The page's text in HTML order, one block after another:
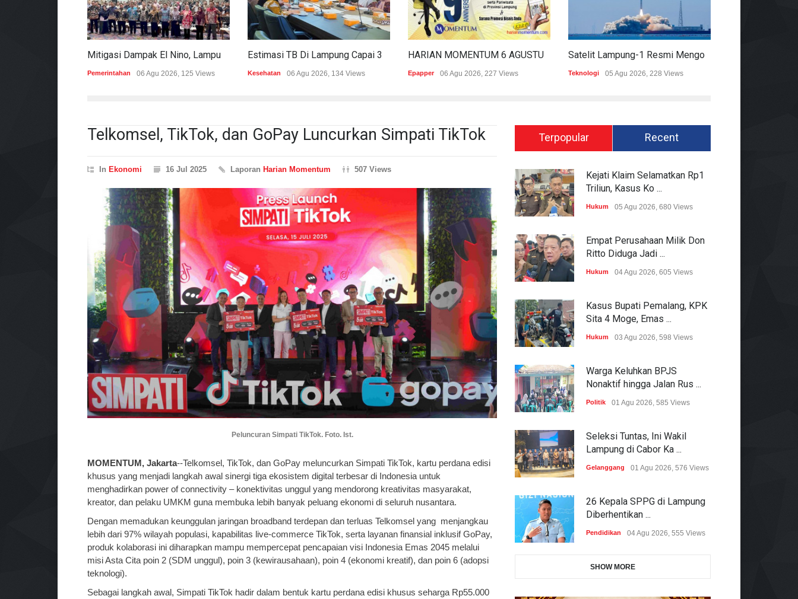
Pemerintahan 06 Agu 2026, 125 Views Kesehatan 06 Agu 2026, 134 Views Epapper 06 Agu 2026, 227 Views Teknologi 05 Agu 2026, 228 Views
Telkomsel, TikTok, dan GoPay Luncurkan Simpati TikTok
In Ekonomi 16 Jul 2025 Laporan Harian Momentum 507 Views
Peluncuran Simpati TikTok. Foto. Ist.
MOMENTUM, Jakarta--Telkomsel, TikTok, dan GoPay meluncurkan Simpati TikTok, kartu perdana edisi
khusus yang menjadi langkah awal sinergi tiga ekosistem digital terbesar di Indonesia untuk
menghadirkan power of connectivity – konektivitas unggul yang mendorong kreativitas masyarakat,
kreator, dan pelaku UMKM guna membuka lebih banyak peluang ekonomi di seluruh nusantara.
Dengan memadukan keunggulan jaringan broadband terdepan dan terluas Telkomsel yang menjangkau
lebih dari 97% wilayah populasi, kapabilitas live-commerce TikTok, serta layanan finansial inklusif GoPay,
produk kolaborasi ini diharapkan mampu mempercepat pencapaian visi Indonesia Emas 2045 melalui
misi Asta Cita poin 2 (SDM unggul), poin 3 (kewirausahaan), poin 4 (ekonomi kreatif), dan poin 6 (adopsi
teknologi).
Sebagai langkah awal, Simpati TikTok hadir dalam bentuk kartu perdana edisi khusus seharga Rp55.000
Terpopular Recent
Kejati Klaim Selamatkan Rp1
Triliun, Kasus Ko ...
Hukum 05 Agu 2026, 680 Views
Empat Perusahaan Milik Don
Ritto Diduga Jadi ...
Hukum 04 Agu 2026, 605 Views
Kasus Bupati Pemalang, KPK
Sita 4 Moge, Emas ...
Hukum 03 Agu 2026, 598 Views
Warga Keluhkan BPJS
Nonaktif hingga Jalan Rus ...
Politik 01 Agu 2026, 585 Views
Seleksi Tuntas, Ini Wakil
Lampung di Cabor Ka ...
Gelanggang 01 Agu 2026, 576 Views
26 Kepala SPPG di Lampung
Diberhentikan ...
Pendidikan 04 Agu 2026, 555 Views
SHOW MORE